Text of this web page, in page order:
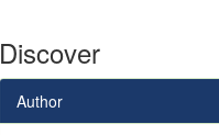
Discover
Author